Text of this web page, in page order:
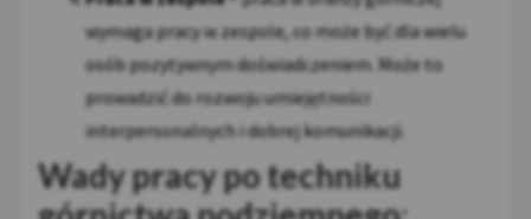
wymaga pracy w zespole, co może być dla wielu
osób pozytywnym doświadczeniem. Może to
prowadzić do rozwoju umiejętności
interpersonalnych i dobrej komunikacji.
Wady pracy po techniku